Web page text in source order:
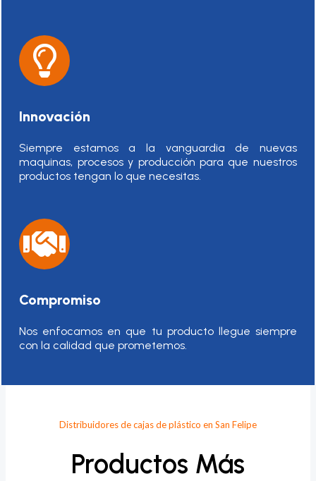
Innovación
Siempre estamos a la vanguardia de nuevas
maquinas, procesos y producción para que nuestros
productos tengan lo que necesitas.
Compromiso
Nos enfocamos en que tu producto llegue siempre
con la calidad que prometemos.
Distribuidores de cajas de plástico en San Felipe
Productos Más